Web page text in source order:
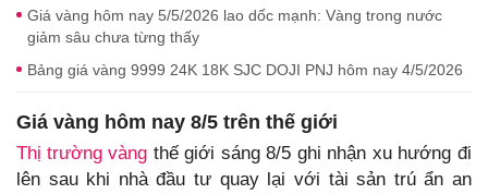
Giá vàng hôm nay 5/5/2026 lao dốc mạnh: Vàng trong nước
giảm sâu chưa từng thấy
Bảng giá vàng 9999 24K 18K SJC DOJI PNJ hôm nay 4/5/2026
Giá vàng hôm nay 8/5 trên thế giới
Thị trường vàng thế giới sáng 8/5 ghi nhận xu hướng đi
lên sau khi nhà đầu tư quay lại với tài sản trú ẩn an